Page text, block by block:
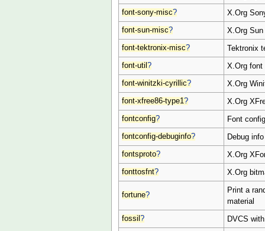
font-sony-misc? X.Org
font-sun-misc? X.Org
font-tektronix-misc? Tektronix
font-util? X.Org font
font-winitzki-cyrillic? X.Org
font-xfree86-type1? X.Org
fontconfig? Font
fontconfig-debuginfo? Debug
fontsproto? X.Org
fonttosfnt? X.Org
fortune?
Print a
material
fossil? DVCS